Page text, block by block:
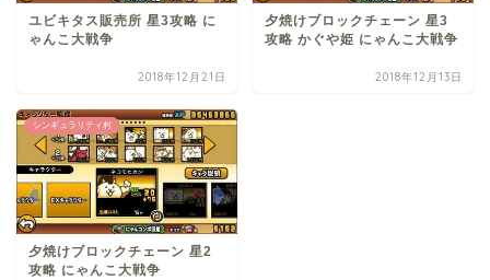
ユビキタス販売所 星3攻略 に
ゃんこ大戦争
2018年12月21日
夕焼けブロックチェーン 星3
攻略 かぐや姫 にゃんこ大戦争
2018年12月13日
シンギュラリティ村
夕焼けブロックチェーン 星2
攻略 にゃんこ大戦争